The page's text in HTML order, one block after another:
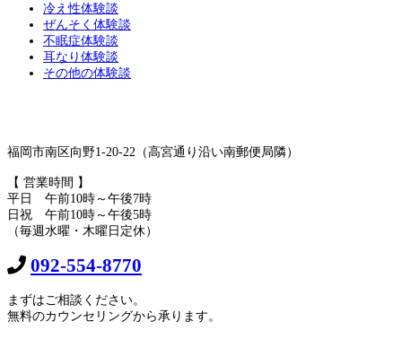
冷え性体験談
ぜんそく体験談
不眠症体験談
耳なり体験談
その他の体験談
福岡市南区向野1-20-22（高宮通り沿い南郵便局隣）
【 営業時間 】
平日 午前10時～午後7時
日祝 午前10時～午後5時
（毎週水曜・木曜日定休）
092-554-8770
まずはご相談ください。
無料のカウンセリングから承ります。